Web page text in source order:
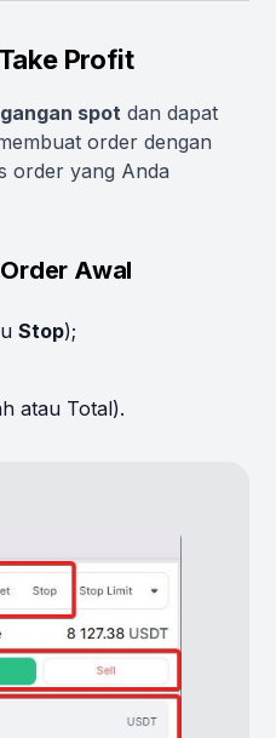
Profit
spot dan dapat
order dengan
order yang Anda
Awal
Stop);
atau Total).